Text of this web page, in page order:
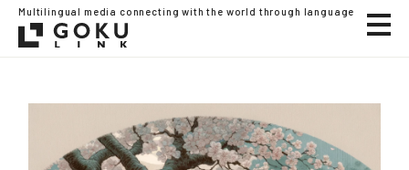
Multilingual media connecting with the world through language